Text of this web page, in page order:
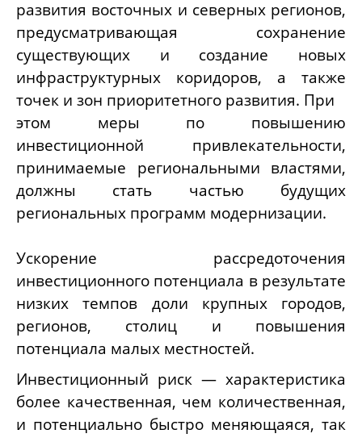
развития восточных и северных регионов,
предусматривающая сохранение
существующих и создание новых
инфраструктурных коридоров‚ а также
точек и зон приоритетного развития. При
этом меры по повышению
инвестиционной привлекательности,
принимаемые региональными властями,
должны стать частью будущих
региональных программ модернизации.
Ускорение рассредоточения
инвестиционного потенциала в результате
низких темпов доли крупных городов,
регионов, столиц и повышения
потенциала малых местностей.
Инвестиционный риск — характеристика
более качественная, чем количественная,
и потенциально быстро меняющаяся, так